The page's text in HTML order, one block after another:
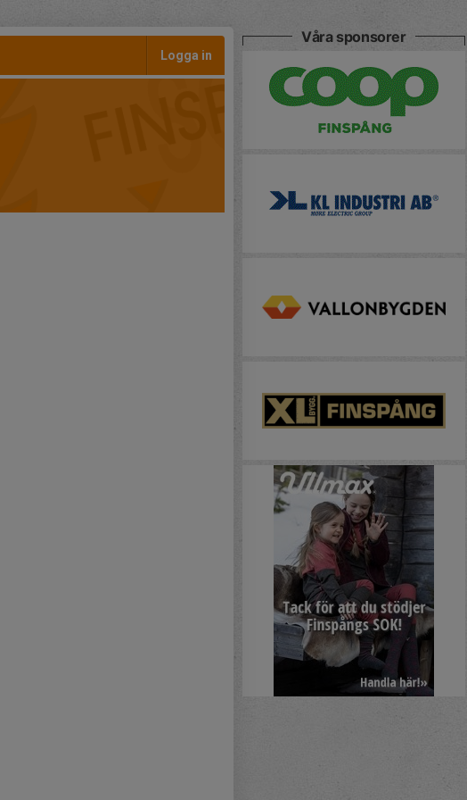
Logga in
Våra sponsorer